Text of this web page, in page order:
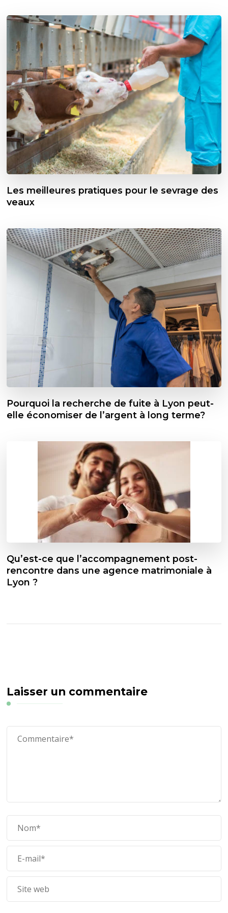
Les meilleures pratiques pour le sevrage des
veaux
Pourquoi la recherche de fuite à Lyon peut-
elle économiser de l’argent à long terme?
Qu’est-ce que l’accompagnement post-
rencontre dans une agence matrimoniale à
Lyon ?
Laisser un commentaire